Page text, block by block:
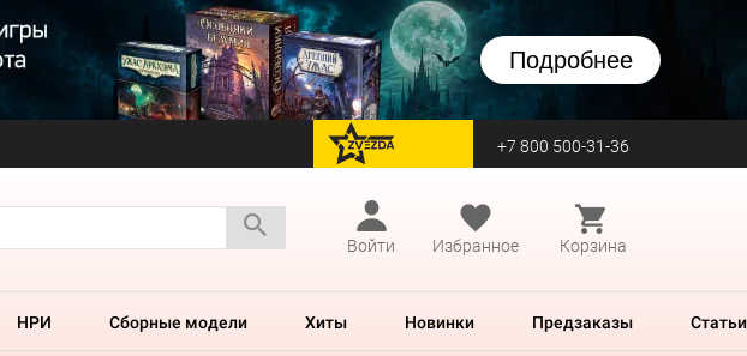
Подробнее
перейти на Zvezda +7 800 500-31-36
Войти
Избранное Корзина
НРИ Сборные модели Хиты Новинки Предзаказы Статьи